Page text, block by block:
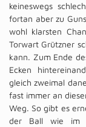
keineswegs
fortan aber zu
wohl klarsten
Torwart Grützner
kann. Zum Ende
Ecken
gleich zweimal
fast immer an
Weg. So gibt es
der Ball wie im